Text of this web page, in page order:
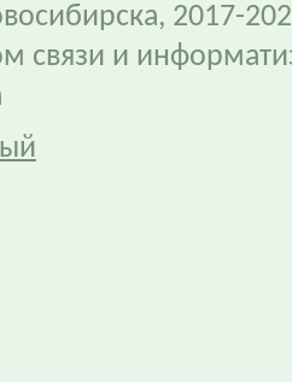
2017-
связи и